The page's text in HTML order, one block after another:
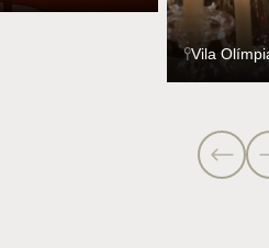
Vila